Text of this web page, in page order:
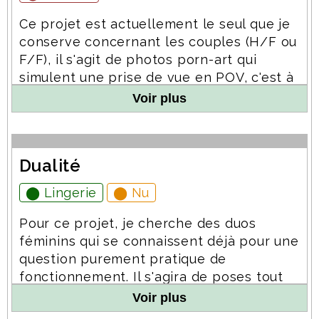
Ce projet est actuellement le seul que je
conserve concernant les couples (H/F ou
F/F), il s'agit de photos porn-art qui
simulent une prise de vue en POV, c'est à
dire où l'on a l'impression que le
photographe est le sujet de l'action.
Voir plus
Dualité
⬤ Lingerie ⬤ Nu
Pour ce projet, je cherche des duos
féminins qui se connaissent déjà pour une
question purement pratique de
fonctionnement. Il s'agira de poses tout
en douceur en lingerie et nu, aussi bien
en intérieur qu'en extérieur. Aucune action
Voir plus